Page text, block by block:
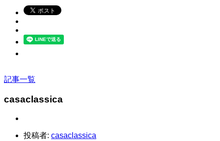
記事一覧
casaclassica
投稿者: casaclassica